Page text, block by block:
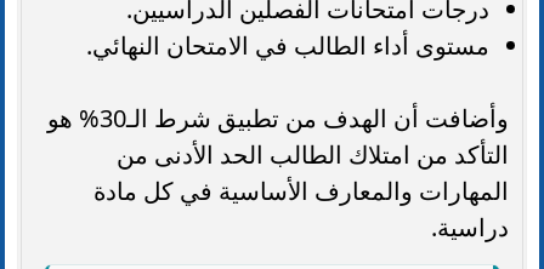
درجات امتحانات الفصلين الدراسيين.
مستوى أداء الطالب في الامتحان النهائي.
وأضافت أن الهدف من تطبيق شرط الـ30% هو
التأكد من امتلاك الطالب الحد الأدنى من
المهارات والمعارف الأساسية في كل مادة
دراسية.